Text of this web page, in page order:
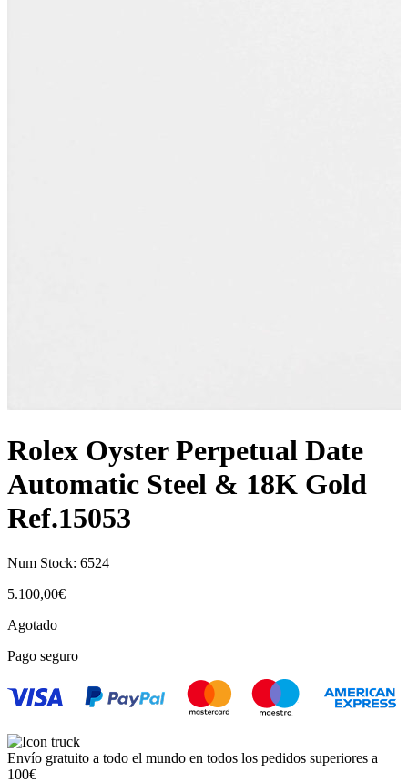
Rolex Oyster Perpetual Date
Automatic Steel & 18K Gold
Ref.15053
Num Stock: 6524
5.100,00€
Agotado
Pago seguro
Envío gratuito a todo el mundo en todos los pedidos superiores a
100€